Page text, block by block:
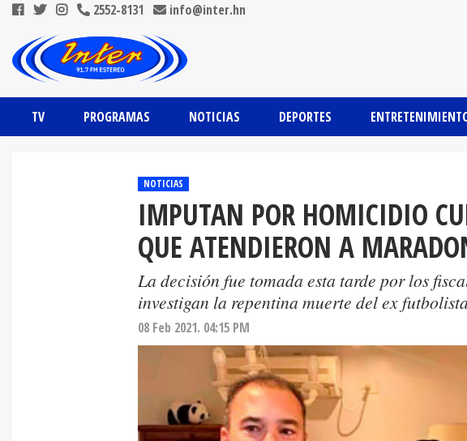
2552-8131 info@inter.hn
TV PROGRAMAS NOTICIAS DEPORTES
NOTICIAS
IMPUTAN POR HOMICIDIO
QUE ATENDIERON A
La decisión fue tomada esta tarde por los
investigan la repentina muerte del ex
08 Feb 2021. 04:15 PM